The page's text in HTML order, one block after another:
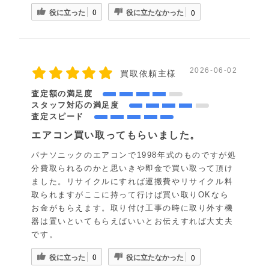
役に立った 0 役に立たなかった 0
買取依頼主様 2026-06-02
査定額の満足度
スタッフ対応の満足度
査定スピード
エアコン買い取ってもらいました。
パナソニックのエアコンで1998年式のものですが処
分費取られるのかと思いきや即金で買い取って頂け
ました。リサイクルにすれば運搬費やリサイクル料
取られますがここに持って行けば買い取りOKなら
お金がもらえます。取り付け工事の時に取り外す機
器は置いといてもらえばいいとお伝えすれば大丈夫
です。
役に立った 0 役に立たなかった 0